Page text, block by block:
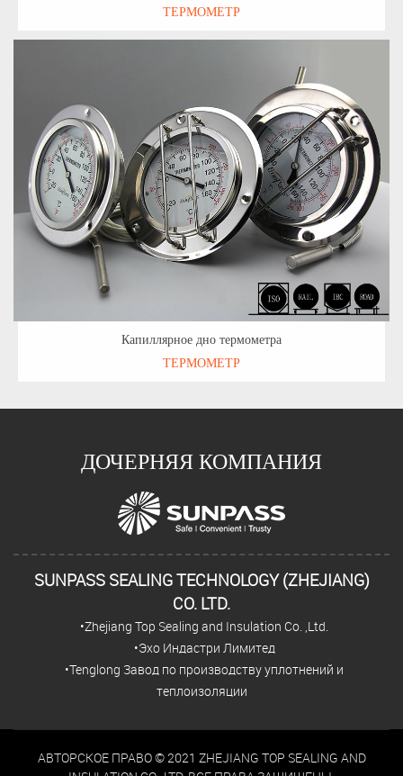
ТЕРМОМЕТР
Капиллярное дно термометра
ТЕРМОМЕТР
ДОЧЕРНЯЯ КОМПАНИЯ
SUNPASS SEALING TECHNOLOGY (ZHEJIANG)
CO. LTD.
•Zhejiang Top Sealing and Insulation Co. ,Ltd.
•Эхо Индастри Лимитед
•Tenglong Завод по производству уплотнений и
теплоизоляции
АВТОРСКОЕ ПРАВО © 2021 ZHEJIANG TOP SEALING AND